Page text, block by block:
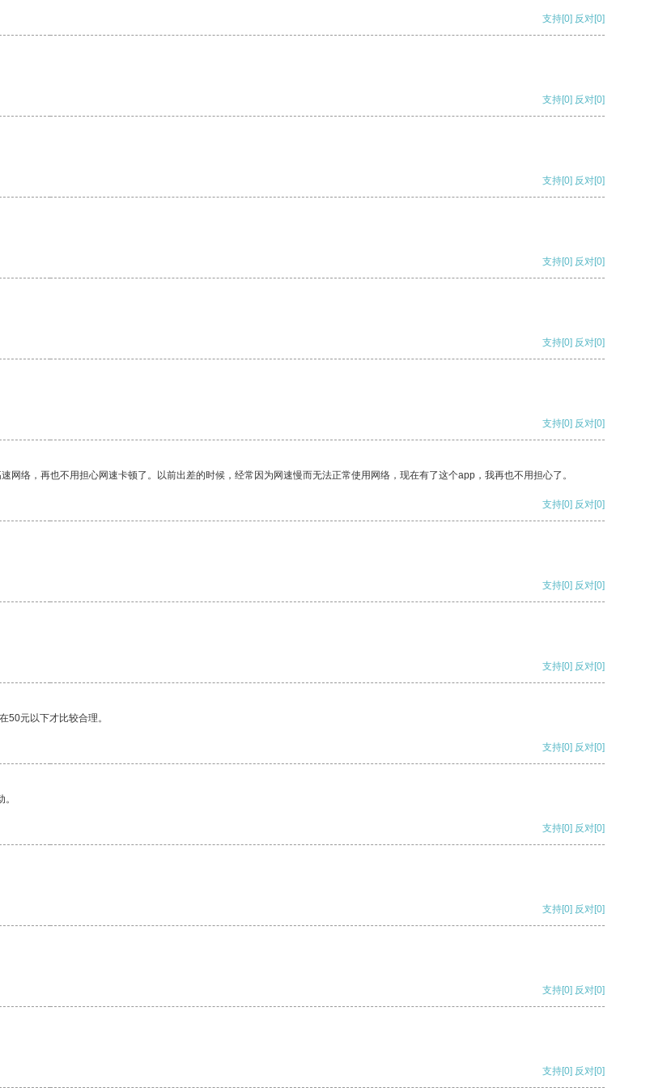
支持[0] 反对[0]
支持[0] 反对[0]
支持[0] 反对[0]
支持[0] 反对[0]
支持[0] 反对[0]
支持[0] 反对[0]
络，再也不用担心网速卡顿了。以前出差的时候，经常因为网速慢而无法正常使用网络，现在有了这个app，我再也不用担心了。
支持[0] 反对[0]
支持[0] 反对[0]
支持[0] 反对[0]
50元以下才比较合理。
支持[0] 反对[0]
支持[0] 反对[0]
支持[0] 反对[0]
支持[0] 反对[0]
支持[0] 反对[0]